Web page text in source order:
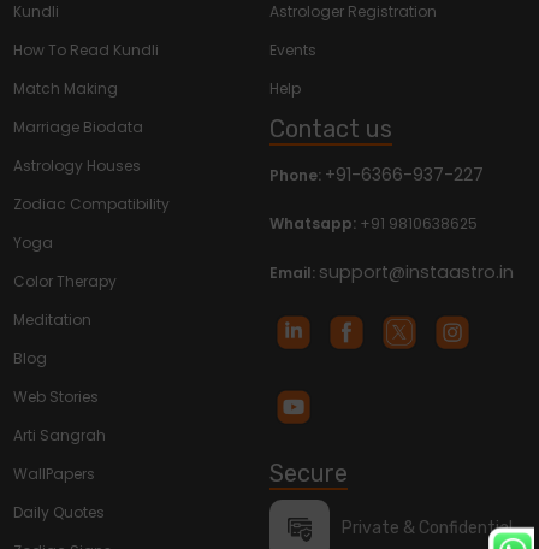
Kundli
How To Read Kundli
Match Making
Marriage Biodata
Astrology Houses
Zodiac Compatibility
Yoga
Color Therapy
Meditation
Blog
Web Stories
Arti Sangrah
WallPapers
Daily Quotes
Astrologer Registration
Events
Help
Contact us
Phone: +91-6366-937-227
Whatsapp: +91 9810638625
Email: support@instaastro.in
Secure
Private & Confidential